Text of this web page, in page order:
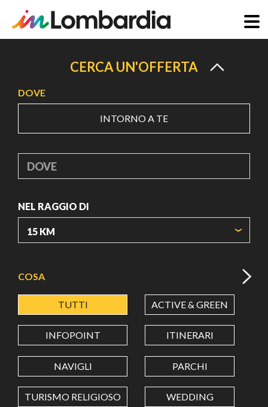
principale
CERCA UN'OFFERTA
DOVE
INTORNO A TE
DOVE
NEL RAGGIO DI
LATITUDINE
LONGITUDINE
Value in decimal degrees. Use dot (.) as decimal separator.
COSA
TUTTI ACTIVE & GREEN
INFOPOINT ITINERARI
NAVIGLI PARCHI
TURISMO RELIGIOSO WEDDING